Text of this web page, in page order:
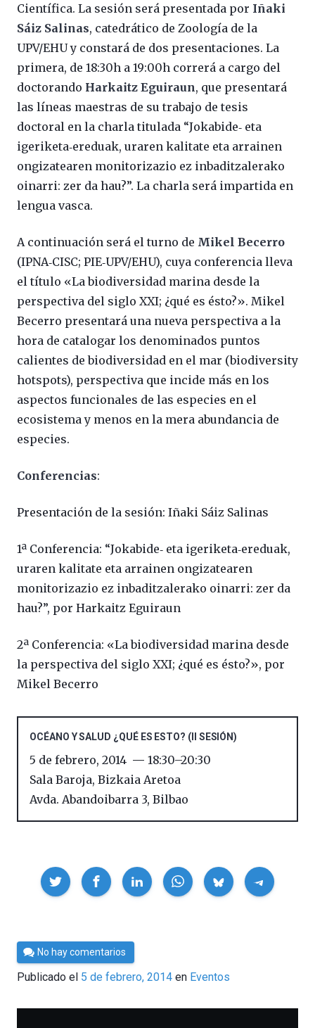
Científica. La sesión será presentada por Iñaki
Sáiz Salinas, catedrático de Zoología de la
UPV/EHU y constará de dos presentaciones. La
primera, de 18:30h a 19:00h correrá a cargo del
doctorando Harkaitz Eguiraun, que presentará
las líneas maestras de su trabajo de tesis
doctoral en la charla titulada “Jokabide‐ eta
igeriketa‐ereduak, uraren kalitate eta arrainen
ongizatearen monitorizazio ez inbaditzalerako
oinarri: zer da hau?”. La charla será impartida en
lengua vasca.
A continuación será el turno de Mikel Becerro
(IPNA‐CISC; PIE‐UPV/EHU), cuya conferencia lleva
el título «La biodiversidad marina desde la
perspectiva del siglo XXI; ¿qué es ésto?». Mikel
Becerro presentará una nueva perspectiva a la
hora de catalogar los denominados puntos
calientes de biodiversidad en el mar (biodiversity
hotspots), perspectiva que incide más en los
aspectos funcionales de las especies en el
ecosistema y menos en la mera abundancia de
especies.
Conferencias:
Presentación de la sesión: Iñaki Sáiz Salinas
1ª Conferencia: “Jokabide‐ eta igeriketa‐ereduak,
uraren kalitate eta arrainen ongizatearen
monitorizazio ez inbaditzalerako oinarri: zer da
hau?”, por Harkaitz Eguiraun
2ª Conferencia: «La biodiversidad marina desde
la perspectiva del siglo XXI; ¿qué es ésto?», por
Mikel Becerro
OCÉANO Y SALUD ¿QUÉ ES ESTO? (II SESIÓN)
5 de febrero, 2014 18:30–20:30
Sala Baroja, Bizkaia Aretoa
Avda. Abandoibarra 3, Bilbao
Compartir
Por
Cultura
Cientifica
No hay comentarios
Publicado el 5 de febrero, 2014 en Eventos